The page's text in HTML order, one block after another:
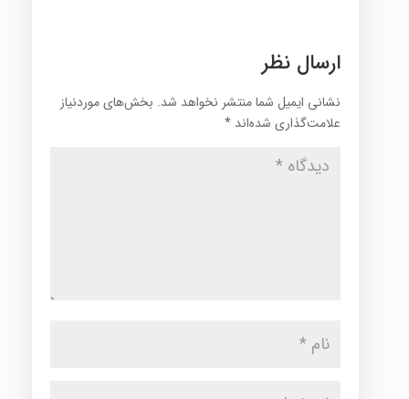
ارسال نظر
نشانی ایمیل شما منتشر نخواهد شد. بخش‌های موردنیاز
علامت‌گذاری شده‌اند *